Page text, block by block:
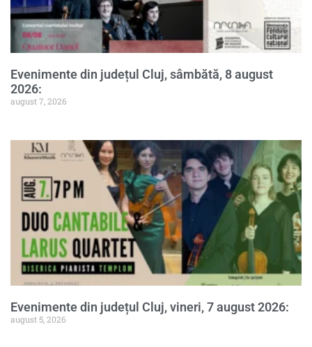
Evenimente din județul Cluj, sâmbătă, 8 august
2026:
august 7, 2026
Evenimente din județul Cluj, vineri, 7 august 2026:
august 5, 2026